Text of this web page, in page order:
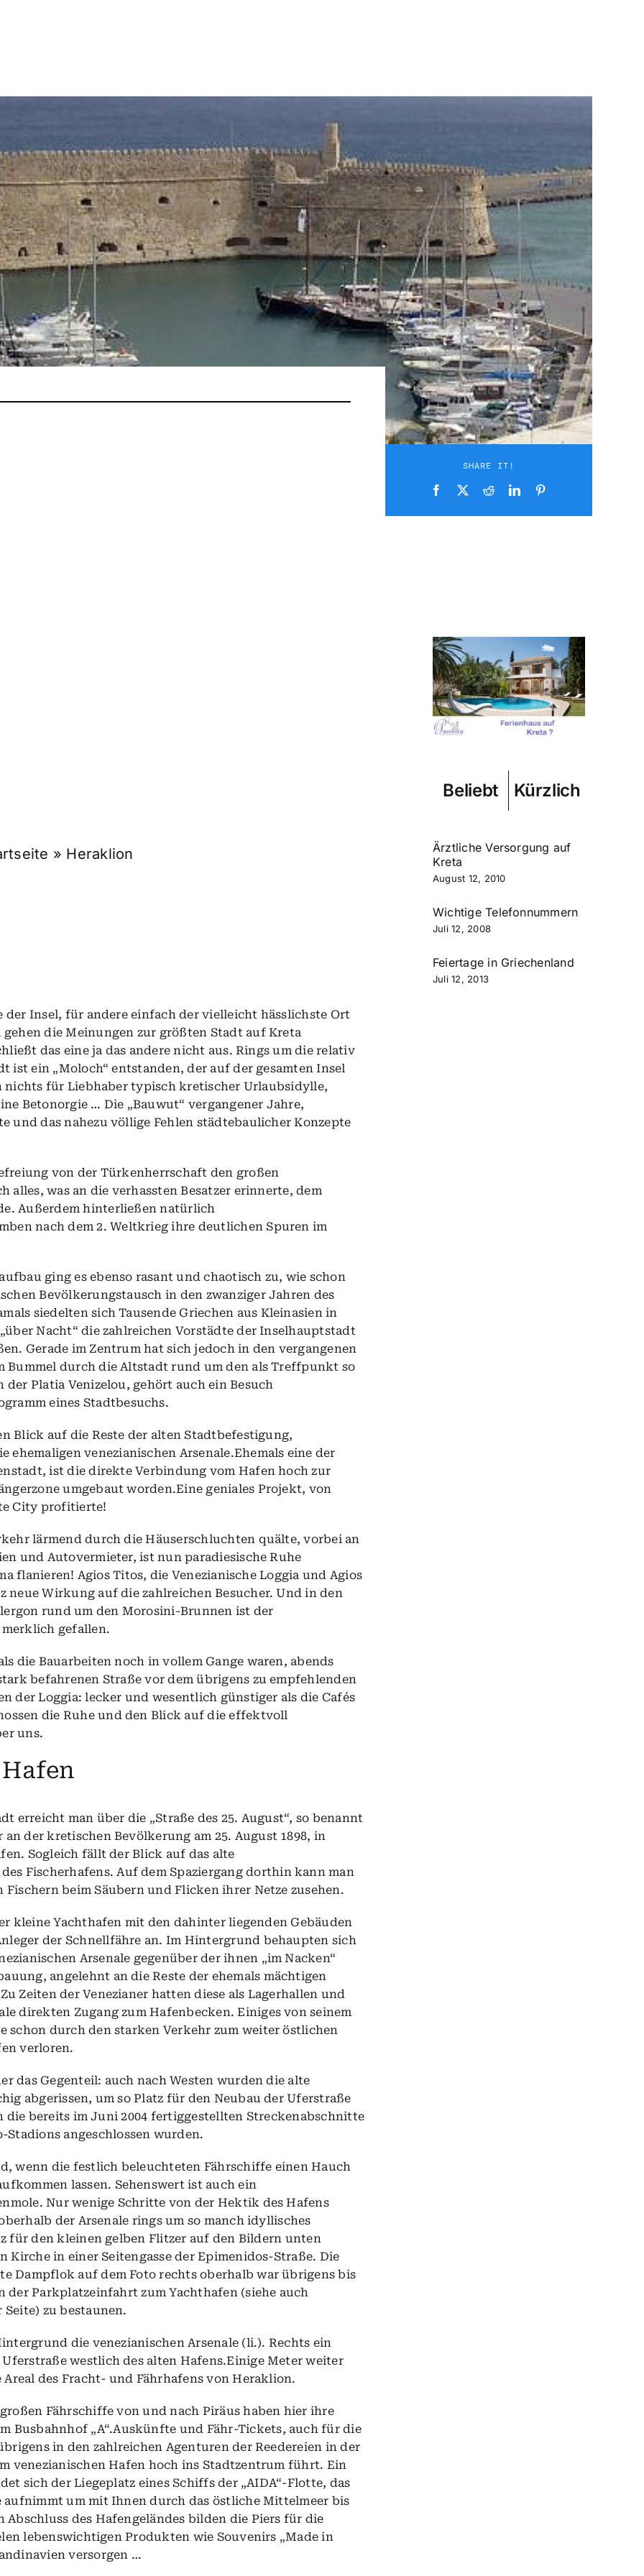
SHARE IT!
» Heraklion
der Insel, für andere einfach der vielleicht hässlichste Ort
gehen die Meinungen zur größten Stadt auf Kreta
das eine ja das andere nicht aus. Rings um die relativ
ist ein „Moloch“ entstanden, der auf der gesamten Insel
nichts für Liebhaber typisch kretischer Urlaubsidylle,
Betonorgie … Die „Bauwut“ vergangener Jahre,
und das nahezu völlige Fehlen städtebaulicher Konzepte
von der Türkenherrschaft den großen
alles, was an die verhassten Besatzer erinnerte, dem
Außerdem hinterließen natürlich
nach dem 2. Weltkrieg ihre deutlichen Spuren im
ging es ebenso rasant und chaotisch zu, wie schon
Bevölkerungstausch in den zwanziger Jahren des
siedelten sich Tausende Griechen aus Kleinasien in
Nacht“ die zahlreichen Vorstädte der Inselhauptstadt
Gerade im Zentrum hat sich jedoch in den vergangenen
Bummel durch die Altstadt rund um den als Treffpunkt so
der Platia Venizelou, gehört auch ein Besuch
eines Stadtbesuchs.
Blick auf die Reste der alten Stadtbefestigung,
ehemaligen venezianischen Arsenale.Ehemals eine der
ist die direkte Verbindung vom Hafen hoch zur
umgebaut worden.Eine geniales Projekt, von
City profitierte!
lärmend durch die Häuserschluchten quälte, vorbei an
und Autovermieter, ist nun paradiesische Ruhe
flanieren! Agios Titos, die Venezianische Loggia und Agios
neue Wirkung auf die zahlreichen Besucher. Und in den
rund um den Morosini-Brunnen ist der
gefallen.
die Bauarbeiten noch in vollem Gange waren, abends
befahrenen Straße vor dem übrigens zu empfehlenden
der Loggia: lecker und wesentlich günstiger als die Cafés
die Ruhe und den Blick auf die effektvoll
uns.
erreicht man über die „Straße des 25. August“, so benannt
der kretischen Bevölkerung am 25. August 1898, in
Sogleich fällt der Blick auf das alte
Fischerhafens. Auf dem Spaziergang dorthin kann man
Fischern beim Säubern und Flicken ihrer Netze zusehen.
kleine Yachthafen mit den dahinter liegenden Gebäuden
der Schnellfähre an. Im Hintergrund behaupten sich
Arsenale gegenüber der ihnen „im Nacken“
angelehnt an die Reste der ehemals mächtigen
Zeiten der Venezianer hatten diese als Lagerhallen und
direkten Zugang zum Hafenbecken. Einiges von seinem
schon durch den starken Verkehr zum weiter östlichen
verloren.
das Gegenteil: auch nach Westen wurden die alte
abgerissen, um so Platz für den Neubau der Uferstraße
die bereits im Juni 2004 fertiggestellten Streckenabschnitte
Stadions angeschlossen wurden.
wenn die festlich beleuchteten Fährschiffe einen Hauch
lassen. Sehenswert ist auch ein
Nur wenige Schritte von der Hektik des Hafens
der Arsenale rings um so manch idyllisches
für den kleinen gelben Flitzer auf den Bildern unten
Kirche in einer Seitengasse der Epimenidos-Straße. Die
Dampflok auf dem Foto rechts oberhalb war übrigens bis
der Parkplatzeinfahrt zum Yachthafen (siehe auch
zu bestaunen.
die venezianischen Arsenale (li.). Rechts ein
westlich des alten Hafens.Einige Meter weiter
des Fracht- und Fährhafens von Heraklion.
Fährschiffe von und nach Piräus haben hier ihre
Busbahnhof „A“.Auskünfte und Fähr-Tickets, auch für die
in den zahlreichen Agenturen der Reedereien in der
venezianischen Hafen hoch ins Stadtzentrum führt. Ein
sich der Liegeplatz eines Schiffs der „AIDA“-Flotte, das
aufnimmt um mit Ihnen durch das östliche Mittelmeer bis
Abschluss des Hafengeländes bilden die Piers für die
lebenswichtigen Produkten wie Souvenirs „Made in
versorgen …
Beliebt Kürzlich
Ärztliche Versorgung auf
Kreta
August 12, 2010
Wichtige Telefonnummern
Juli 12, 2008
Feiertage in Griechenland
Juli 12, 2013